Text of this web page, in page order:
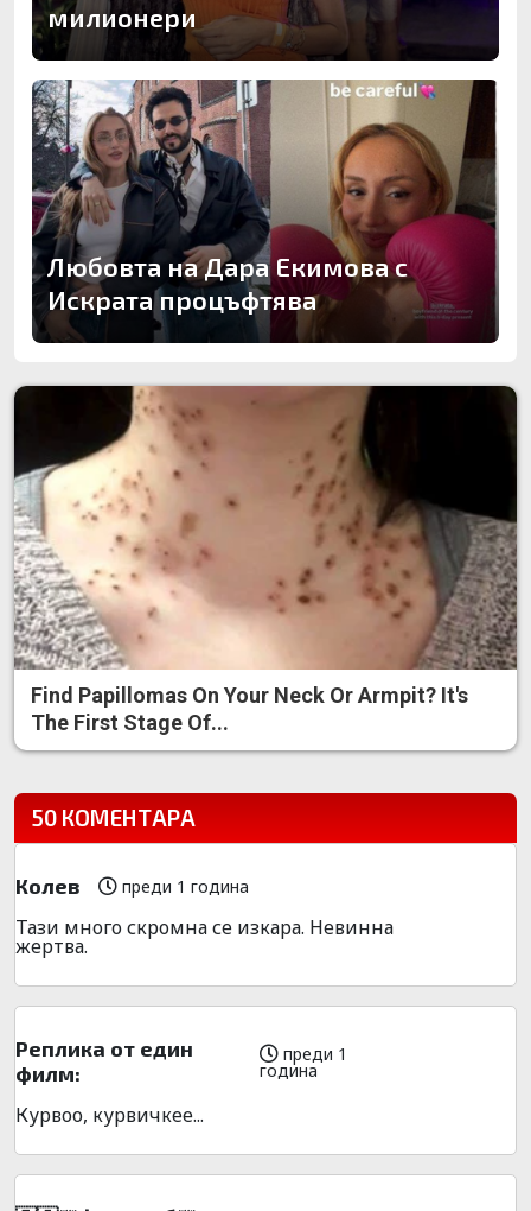
милионери
Любовта на Дара Екимова с
Искрата процъфтява
Find Papillomas On Your Neck Or Armpit? It's
The First Stage Of...
50 КОМЕНТАРА
Колев преди 1 година
Тази много скромна се изкара. Невинна
жертва.
Реплика от един
филм:
преди 1
година
Курвоо, курвичкее...